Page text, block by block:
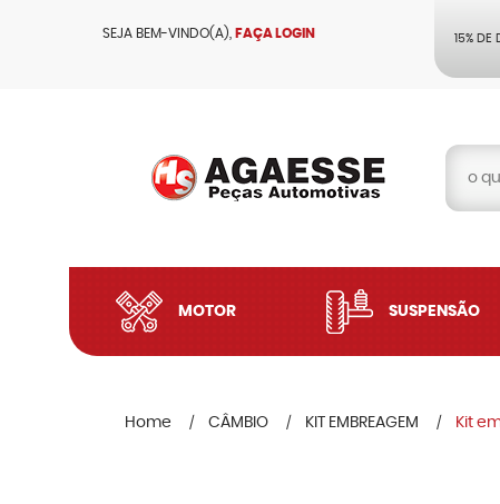
SEJA BEM-VINDO(A), FAÇA LOGIN 15% DE
MOTOR SUSPENSÃO
Home CÂMBIO KIT EMBREAGEM Kit